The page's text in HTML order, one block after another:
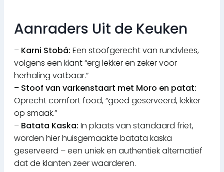
Aanraders Uit de Keuken
– Karni Stobá: Een stoofgerecht van rundvlees,
volgens een klant “erg lekker en zeker voor
herhaling vatbaar.”
– Stoof van varkenstaart met Moro en patat:
Oprecht comfort food, “goed geserveerd, lekker
op smaak.”
– Batata Kaska: In plaats van standaard friet,
worden hier huisgemaakte batata kaska
geserveerd – een uniek en authentiek alternatief
dat de klanten zeer waarderen.